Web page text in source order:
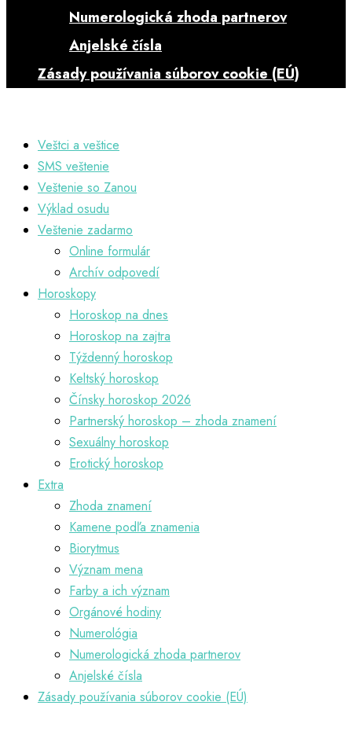
Numerologická zhoda partnerov
Anjelské čísla
Zásady používania súborov cookie (EÚ)
Veštci a veštice
SMS veštenie
Veštenie so Zanou
Výklad osudu
Veštenie zadarmo
Online formulár
Archív odpovedí
Horoskopy
Horoskop na dnes
Horoskop na zajtra
Týždenný horoskop
Keltský horoskop
Čínsky horoskop 2026
Partnerský horoskop – zhoda znamení
Sexuálny horoskop
Erotický horoskop
Extra
Zhoda znamení
Kamene podľa znamenia
Biorytmus
Význam mena
Farby a ich význam
Orgánové hodiny
Numerológia
Numerologická zhoda partnerov
Anjelské čísla
Zásady používania súborov cookie (EÚ)